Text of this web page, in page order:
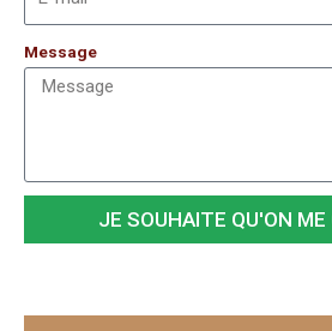
Message
JE SOUHAITE QU'ON